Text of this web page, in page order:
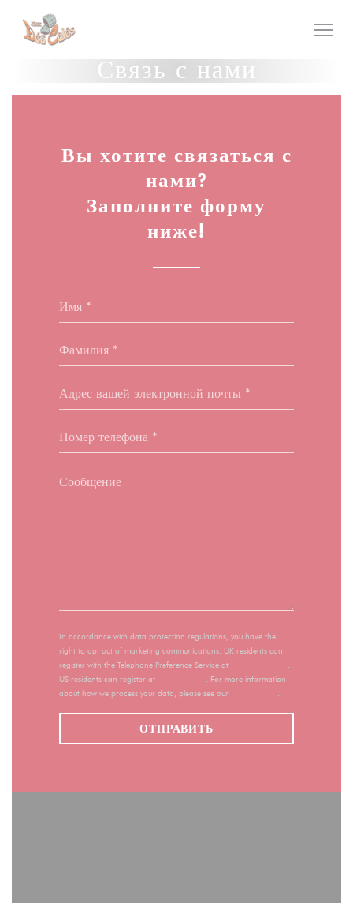
Панель управления cookies
Связь с нами
Вы хотите связаться с
нами?
Заполните форму
ниже!
In accordance with data protection regulations, you have the
right to opt out of marketing communications. UK residents can
register with the Telephone Preference Service at
.
US residents can register at
. For more information
about how we process your data, please see our
.